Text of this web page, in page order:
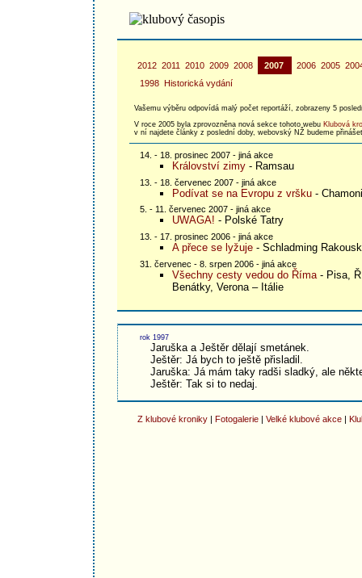
2012 2011 2010 2009 2008 2007 2006 2005
1998 Historická vydání
Vašemu výběru odpovídá malý počet reportáží, zobrazeny 5
V roce 2005 byla zprovozněna nová sekce tohoto webu Klubová
v ní najdete články z poslední doby, webovský NŽ budeme
14. - 18. prosinec 2007 - jiná akce
Království zimy - Ramsau
13. - 18. červenec 2007 - jiná akce
Podívat se na Evropu z vršku -
5. - 11. červenec 2007 - jiná akce
UWAGA! - Polské Tatry
13. - 17. prosinec 2006 - jiná akce
A přece se lyžuje - Schladming
31. červenec - 8. srpen 2006 - jiná akce
Všechny cesty vedou do Říma - Pisa,
Benátky, Verona – Itálie
rok 1997
Jaruška a Ještěr dělají smetánek.
Ještěr: Já bych to ještě přisladil.
Jaruška: Já mám taky radši sladký, ale
Ještěr: Tak si to nedaj.
Z klubové kroniky |Fotogalerie |Velké klubové akce |